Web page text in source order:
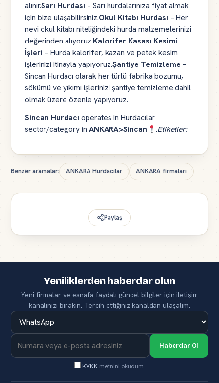
alınır.Sarı Hurdası – Sarı hurdalarınıza fiyat almak
için bize ulaşabilirsiniz.Okul Kitabı Hurdası – Her
nevi okul kitabı niteliğindeki hurda malzemelerinizi
değerinden alıyoruz.Kalorifer Kasası Kesimi
İşleri – Hurda kalorifer, kazan ve petek kesim
işlerinizi itinayla yapıyoruz.Şantiye Temizleme –
Sincan Hurdacı olarak her türlü fabrika bozumu,
sökümü ve yıkımı işlerinizi şantiye temizleme dahil
olmak üzere özenle yapıyoruz.
Sincan Hurdacı operates in Hurdacılar
sector/category in ANKARA>Sincan .Etiketler:
Benzer aramalar: ANKARA Hurdacılar ANKARA firmaları
Paylaş
Yeniliklerden haberdar olun
Yeni firmalar ve esnafa faydalı güncel bilgiler için iletişim
kanalınızı bırakın. Tercih ettiğiniz kanaldan ulaşalım.
Haberdar Ol
KVKK metnini okudum.